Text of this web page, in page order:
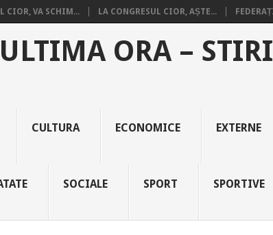
CIOR, VA SCHIM... LA CONGRESUL CIOR, AȘTE...
ORA –
CULTURA ECONOMICE EXTERNE
SOCIALE SPORT SPORTIVE